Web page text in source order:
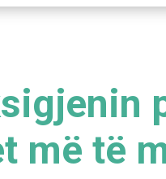
më të